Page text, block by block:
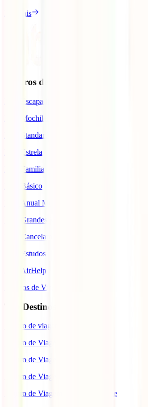
Ler mais
Seguros de Viagem
IATI Escapadinhas
IATI Mochileiro
IATI Standard
IATI Estrela
IATI Familia
IATI Básico
IATI Anual Multiviagem
IATI Grandes Viajantes
IATI Cancelamento Premium
IATI Estudos
IATI AirHelp
Seguros de Viagem
Top Destinos
Seguro de viagem para o Japão
Seguro de Viagem para os EUA
Seguro de Viagem para o Brasil
Seguro de Viagem para Tailândia
Seguro de Viagem para Cabo Verde